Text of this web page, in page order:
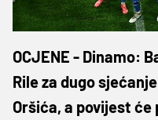
OCJENE - Dinamo:
Rile za dugo
Oršića, a povijest